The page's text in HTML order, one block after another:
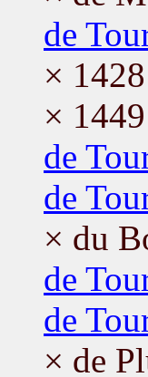
de
×
×
de
de
× du
de
de
× de